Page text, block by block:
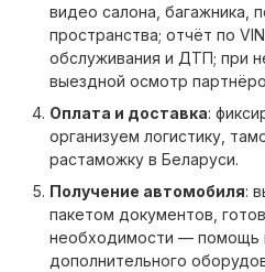
видео салона, багажника,
пространства; отчёт по
обслуживания и ДТП; при
выездной осмотр
Оплата и доставка:
организуем логистику,
растаможку в Беларуси.
Получение автомобиля:
пакетом документов,
необходимости — помощь
дополнительного